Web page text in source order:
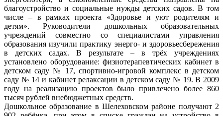
благоустройство и социальные нужды детских садов. В том
числе – в рамках проекта «Здоровье и уют родителям и
детям». Руководители дошкольных образовательных
учреждений совместно со специалистами управления
образования изучили практику энерго- и здоровьесбережения
в детских садах. В результате – в трёх учреждениях
установлено оборудование: физиотерапевтических кабинет в
детском саду № 17, спортивно-игровой комплекс в детском
саду № 14 и кабинет релаксации в детском саду № 19. В 2009
году на реализацию проектов было привлечено более 860
тысяч рублей внебюджетных средств.
Дошкольное образование в Шелеховском районе получают 2